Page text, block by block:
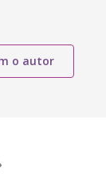
o autor